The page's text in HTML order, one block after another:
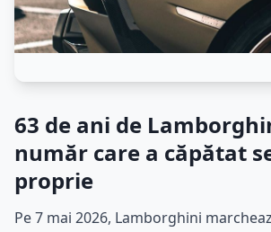
63 de ani de
număr care a căpătat
proprie
Pe 7 mai 2026, Lamborghini